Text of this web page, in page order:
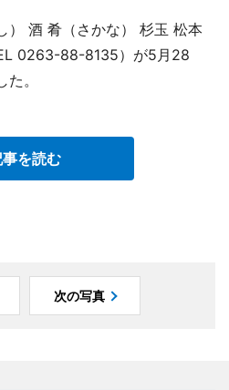
） 酒 肴（さかな） 杉玉 松本
0263-88-8135）が5月28
。
を読む
次の写真